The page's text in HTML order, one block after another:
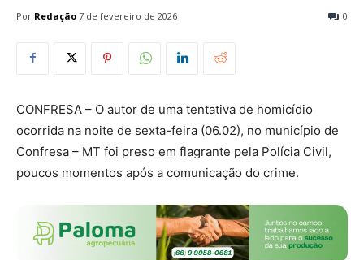
Por Redação 0
7 de fevereiro de 2026
CONFRESA – O autor de uma tentativa de homicídio
ocorrida na noite de sexta-feira (06.02), no município de
Confresa – MT foi preso em flagrante pela Polícia Civil,
poucos momentos após a comunicação do crime.